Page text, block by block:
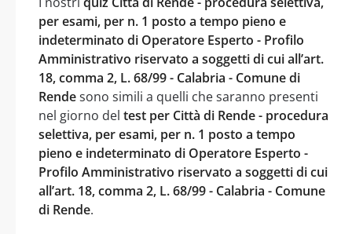
per esami, per n. 1 posto a tempo pieno e
indeterminato di Operatore Esperto - Profilo
Amministrativo riservato a soggetti di cui all’art.
18, comma 2, L. 68/99 - Calabria - Comune di
Rendesono simili a quelli che saranno presenti
nel giorno del test per Città di Rende - procedura
selettiva, per esami, per n. 1 posto a tempo
pieno e indeterminato di Operatore Esperto -
Profilo Amministrativo riservato a soggetti di cui
all’art. 18, comma 2, L. 68/99 - Calabria - Comune
di Rende.